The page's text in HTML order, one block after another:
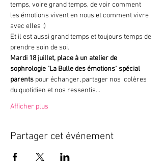
temps, voire grand temps, de voir comment
les émotions vivent en nous et comment vivre
avec elles :)
Et il est aussi grand temps et toujours temps de
prendre soin de soi.
Mardi 18 juillet, place à un atelier de
sophrologie "La Bulle des émotions" spécial
parents pour échanger, partager nos  colères
du quotidien et nos ressentis...
Afficher plus
Partager cet événement